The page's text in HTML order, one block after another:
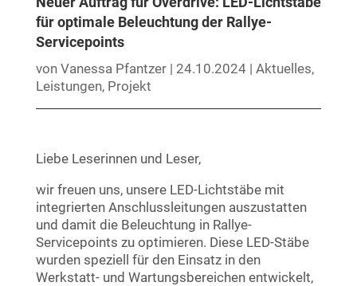
für optimale Beleuchtung der Rallye-
Servicepoints
von Vanessa Pfantzer| 24.10.2024| Aktuelles,
Leistungen, Projekt
Liebe Leserinnen und Leser,
wir freuen uns, unsere LED-Lichtstäbe mit
integrierten Anschlussleitungen auszustatten
und damit die Beleuchtung in Rallye-
Servicepoints zu optimieren. Diese LED-Stäbe
wurden speziell für den Einsatz in den
Werkstatt- und Wartungsbereichen entwickelt,